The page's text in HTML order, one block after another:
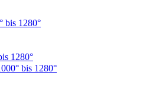
bis 1280°
1280°
bis 1280°